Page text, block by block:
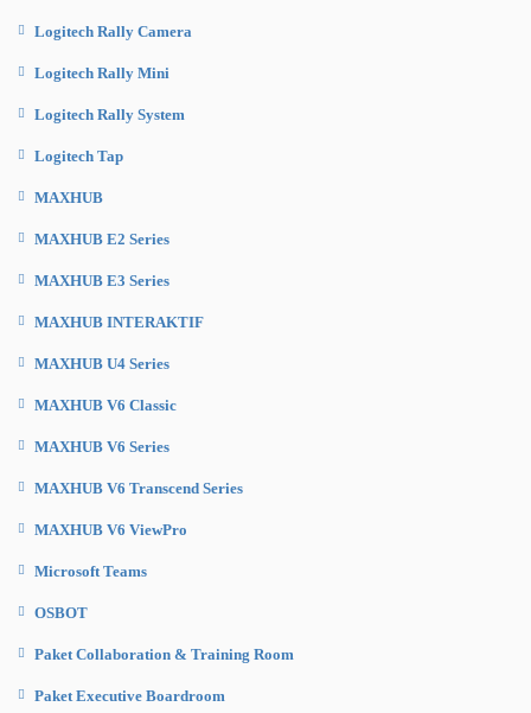
Logitech Rally Camera
Logitech Rally Mini
Logitech Rally System
Logitech Tap
MAXHUB
MAXHUB E2 Series
MAXHUB E3 Series
MAXHUB INTERAKTIF
MAXHUB U4 Series
MAXHUB V6 Classic
MAXHUB V6 Series
MAXHUB V6 Transcend Series
MAXHUB V6 ViewPro
Microsoft Teams
OSBOT
Paket Collaboration & Training Room
Paket Executive Boardroom